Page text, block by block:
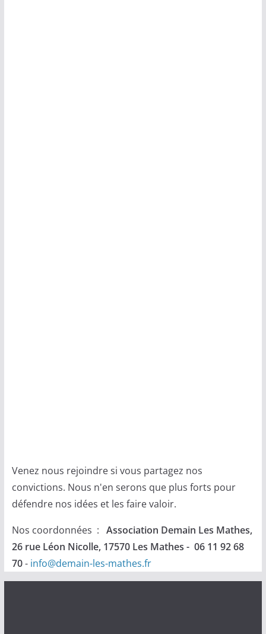
Venez nous rejoindre si vous partagez nos
convictions. Nous n'en serons que plus forts pour
défendre nos idées et les faire valoir.
Nos coordonnées : Association Demain Les Mathes,
26 rue Léon Nicolle, 17570 Les Mathes - 06 11 92 68
70- info@demain-les-mathes.fr